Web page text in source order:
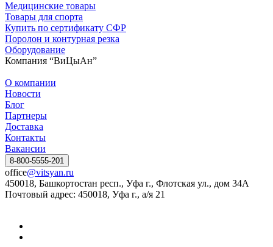
Медицинские товары
Товары для спорта
Купить по сертификату СФР
Поролон и контурная резка
Оборудование
Компания “ВиЦыАн”
О компании
Новости
Блог
Партнеры
Доставка
Контакты
Вакансии
8-800-5555-201
office@vitsyan.ru
450018, Башкортостан респ., Уфа г., Флотская ул., дом 34А
Почтовый адрес: 450018, Уфа г., а/я 21